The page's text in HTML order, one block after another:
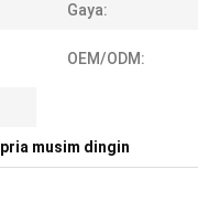
Gaya:
OEM/ODM:
musim dingin